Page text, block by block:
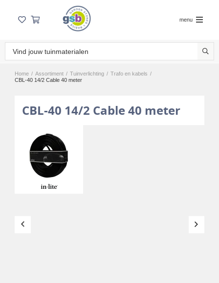
menu
Home / Assortiment / Tuinverlichting / Trafo en kabels /
CBL-40 14/2 Cable 40 meter
CBL-40 14/2 Cable 40 meter